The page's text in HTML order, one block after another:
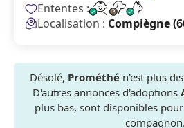
Ententes :
Localisation : Compiègne
Désolé, Prométhé n'est plus
D'autres annonces d'adoptions
plus bas, sont disponibles
compagnon.